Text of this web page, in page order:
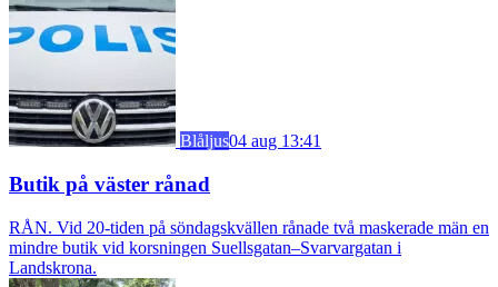
Blåljus04 aug 13:41
Butik på väster rånad
RÅN. Vid 20-tiden på söndagskvällen rånade två maskerade män en
mindre butik vid korsningen Suellsgatan–Svarvargatan i
Landskrona.